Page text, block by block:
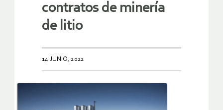
contratos de minería
de litio
14 JUNIO, 2022